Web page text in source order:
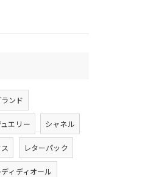
ンド
エリー シャネル
レターパック
ディディオール